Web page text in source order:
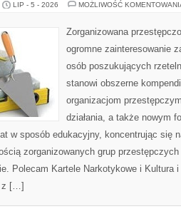
LIP - 5 - 2026 MOŻLIWOŚĆ
Zorganizowana
ogromne zainteresowanie
osób poszukujących
stanowi obszerne
organizacjom
działania, a także nowym
w sposób edukacyjny, koncentrując się
zorganizowanych grup
Polecam Kartele Narkotykowe i Kultura
z […]